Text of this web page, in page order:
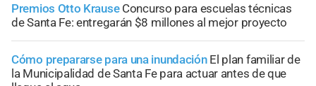
Premios Otto Krause Concurso para escuelas técnicas
de Santa Fe: entregarán $8 millones al mejor proyecto
Cómo prepararse para una inundación El plan familiar de
la Municipalidad de Santa Fe para actuar antes de que